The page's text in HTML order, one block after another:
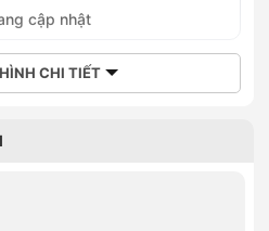
cập nhật
CHI TIẾT